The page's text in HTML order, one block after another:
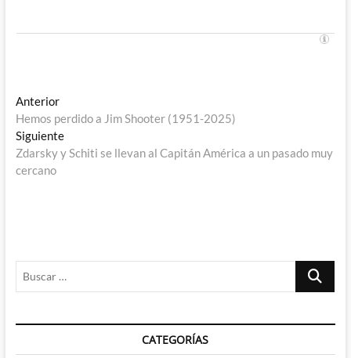
Navegación
de
entradas
AnteriorEntrada
anterior:
Hemos perdido a Jim Shooter (1951-2025)
SiguienteEntrada
siguiente:
Zdarsky y Schiti se llevan al Capitán América a un pasado muy
cercano
Buscar
CATEGORÍAS